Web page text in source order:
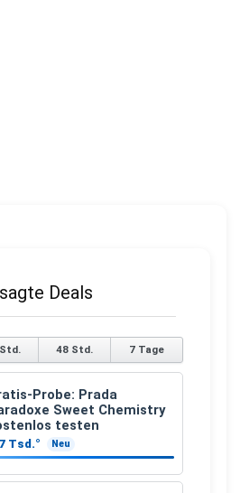
Deals
48 Std. 7 Tage
Probe: Prada
Sweet Chemistry
testen
Tsd.° Neu